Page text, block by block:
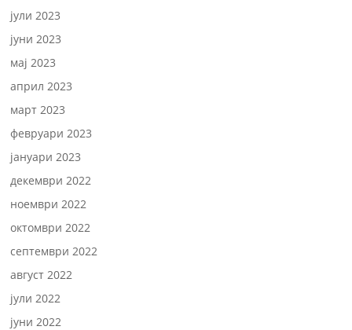
јули 2023
јуни 2023
мај 2023
април 2023
март 2023
февруари 2023
јануари 2023
декември 2022
ноември 2022
октомври 2022
септември 2022
август 2022
јули 2022
јуни 2022